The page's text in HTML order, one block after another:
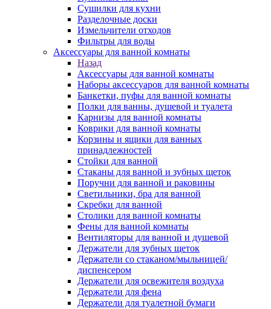
Сушилки для кухни
Разделочные доски
Измельчители отходов
Фильтры для воды
Аксессуары для ванной комнаты
Назад
Аксессуары для ванной комнаты
Наборы аксессуаров для ванной комнаты
Банкетки, пуфы для ванной комнаты
Полки для ванны, душевой и туалета
Карнизы для ванной комнаты
Коврики для ванной комнаты
Корзины и ящики для ванных
принадлежностей
Стойки для ванной
Стаканы для ванной и зубных щеток
Поручни для ванной и раковины
Светильники, бра для ванной
Скребки для ванной
Столики для ванной комнаты
Фены для ванной комнаты
Вентиляторы для ванной и душевой
Держатели для зубных щеток
Держатели со стаканом/мыльницей/
диспенсером
Держатели для освежителя воздуха
Держатели для фена
Держатели для туалетной бумаги